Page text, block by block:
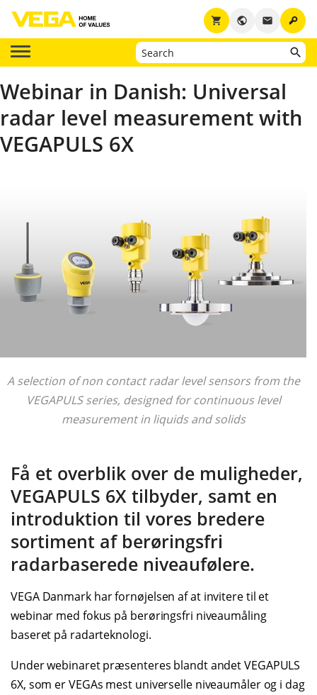
key
email
public
shopping_cart
Webinar in Danish: Universal
radar level measurement with
VEGAPULS 6X
A selection of non contact radar level sensors from the
VEGAPULS series, designed for continuous level
measurement in liquids and solids
Få et overblik over de muligheder,
VEGAPULS 6X tilbyder, samt en
introduktion til vores bredere
sortiment af berøringsfri
radarbaserede niveaufølere.
VEGA Danmark har fornøjelsen af at invitere til et
webinar med fokus på berøringsfri niveaumåling
baseret på radarteknologi.
Under webinaret præsenteres blandt andet VEGAPULS
6X, som er VEGAs mest universelle niveaumåler og i dag